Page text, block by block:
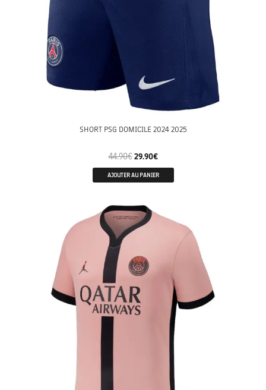
SHORT PSG DOMICILE 2024 2025
44.90€ 29.90€
AJOUTER AU PANIER